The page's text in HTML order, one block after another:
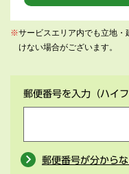
※サービスエリア内でも立地
けない場合がございます。
郵便番号を入力 （ハイ
郵便番号が分から